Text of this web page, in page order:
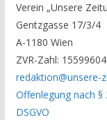
A
r
c
h
i
v
Verein „Unsere
Gentzgasse 17/3/4
A-1180 Wien
ZVR-Zahl:
redaktion@unsere-
Offenlegung nach §
DSGVO